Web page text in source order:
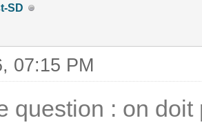
SD
07:15 PM
question : on